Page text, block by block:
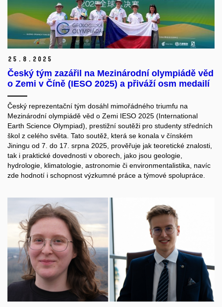
25. 8. 2025
Český tým zazářil na Mezinárodní olympiádě věd
o Zemi v Číně (IESO 2025) a přiváží osm medailí
Český reprezentační tým dosáhl mimořádného triumfu na
Mezinárodní olympiádě věd o Zemi IESO 2025 (International
Earth Science Olympiad), prestižní soutěži pro studenty středních
škol z celého světa. Tato soutěž, která se konala v čínském
Jiningu od 7. do 17. srpna 2025, prověřuje jak teoretické znalosti,
tak i praktické dovednosti v oborech, jako jsou geologie,
hydrologie, klimatologie, astronomie či environmentalistika, navíc
zde hodnotí i schopnost výzkumné práce a týmové spolupráce.